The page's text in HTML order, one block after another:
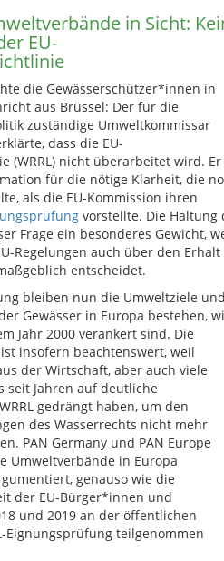
in Sicht:
EU-
die Gewässerschützer*innen in
aus Brüssel: Der für die
zuständige Umweltkommissar
dass die EU-
(WRRL) nicht überarbeitet wird. Er
für die nötige Klarheit, die
als die EU-Kommission ihren
vorstellte. Die Haltung
Frage ein besonderes Gewicht,
Regelungen auch über den Erhalt
entscheidet.
bleiben nun die Umweltziele
Gewässer in Europa bestehen,
Jahr 2000 verankert sind. Die
insofern beachtenswert, weil
der Wirtschaft, aber auch viele
seit Jahren auf deutliche
gedrängt haben, um den
des Wasserrechts nicht mehr
PAN Germany und PAN Europe
Umweltverbände in Europa
genauso wie die
der EU-Bürger*innen und
und 2019 an der öffentlichen
Eignungsprüfung teilgenommen